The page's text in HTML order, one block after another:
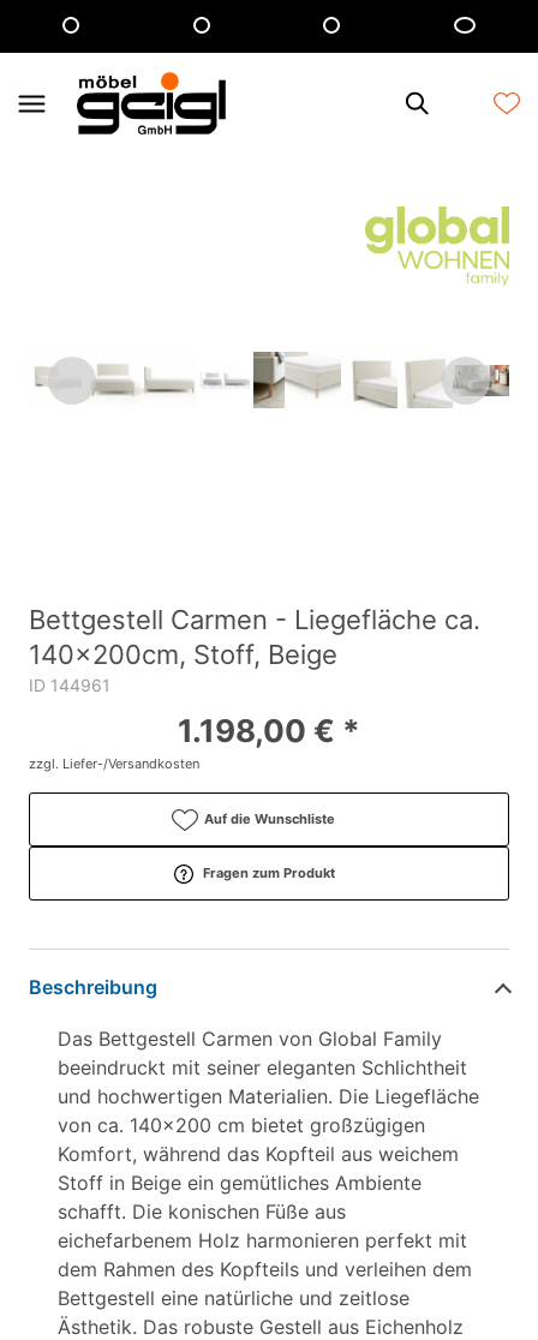
Bettgestell Carmen - Liegefläche ca.
140x200cm, Stoff, Beige
ID 144961
1.198,00 € *
zzgl. Liefer-/Versandkosten
Auf die Wunschliste
Fragen zum Produkt
Beschreibung
Das Bettgestell Carmen von Global Family
beeindruckt mit seiner eleganten Schlichtheit
und hochwertigen Materialien. Die Liegefläche
von ca. 140x200 cm bietet großzügigen
Komfort, während das Kopfteil aus weichem
Stoff in Beige ein gemütliches Ambiente
schafft. Die konischen Füße aus
eichefarbenem Holz harmonieren perfekt mit
dem Rahmen des Kopfteils und verleihen dem
Bettgestell eine natürliche und zeitlose
Ästhetik. Das robuste Gestell aus Eichenholz